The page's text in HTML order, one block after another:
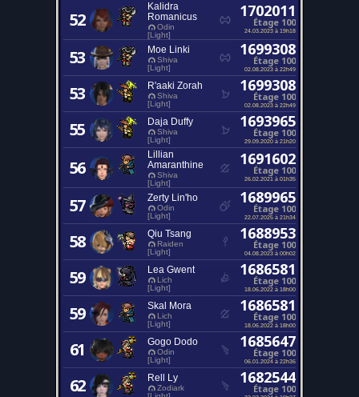
52
Kalidra
Romanicus
Odin
[Light]
1702011
Étage 100
24.03.2023 à 19h18
53 Moe Linki
Shiva
[Light]
1699308
Étage 100
02.08.2023 à 22h49
53 R'aaki Zorah
Shiva
[Light]
1699308
Étage 100
02.08.2023 à 22h49
55 Daja Duffy
Shiva
[Light]
1693965
Étage 100
29.09.2020 à 21h20
56
Lillian
Amaranthine
Shiva
[Light]
1691602
Étage 100
26.02.2021 à 01h35
57 Zerty Lin'ho
Odin
[Light]
1689965
Étage 100
22.07.2025 à 21h34
58 Qiu Tsang
Raiden
[Light]
1688953
Étage 100
04.08.2023 à 00h02
59 Lea Gwent
Lich
[Light]
1686581
Étage 100
18.06.2022 à 18h00
59 Skal Mora
Lich
[Light]
1686581
Étage 100
18.06.2022 à 18h00
61 Gogo Dodo
Odin
[Light]
1685647
Étage 100
06.01.2024 à 22h36
62 Rell Ly
Zodiark
1682544
Étage 100